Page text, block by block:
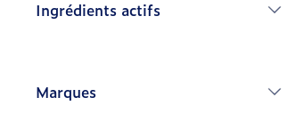
Ingrédients actifs
Marques